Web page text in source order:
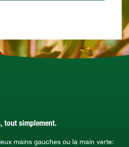
tout simplement.
mains gauches ou la main verte: